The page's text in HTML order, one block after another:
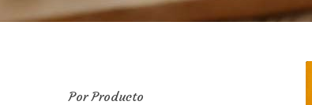
Por Producto